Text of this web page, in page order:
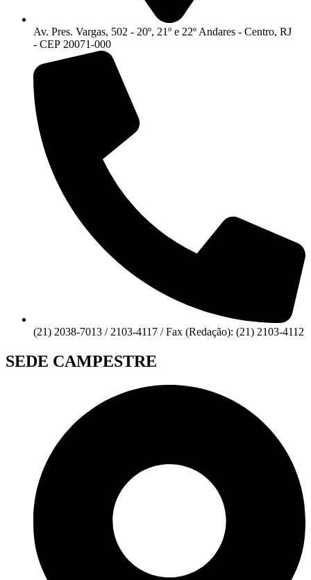
Av. Pres. Vargas, 502 - 20º, 21º e 22º Andares - Centro, RJ
- CEP 20071-000
(21) 2038-7013 / 2103-4117 / Fax (Redação): (21) 2103-4112
SEDE CAMPESTRE